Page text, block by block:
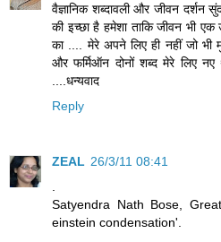
वैज्ञानिक शब्दावली और जीवन
की इच्छा है हमेशा ताकि जीवन भी
का .... मेरे अपने लिए ही नहीं जो
और फर्मिऑन दोनों शब्द मेरे लिए
....धन्यवाद
Reply
ZEAL 26/3/11 08:41
Satyendra Nath Bose,
einstein condensation'.